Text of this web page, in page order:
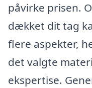
påvirke prisen.
dækket dit tag
flere aspekter,
det valgte
ekspertise.